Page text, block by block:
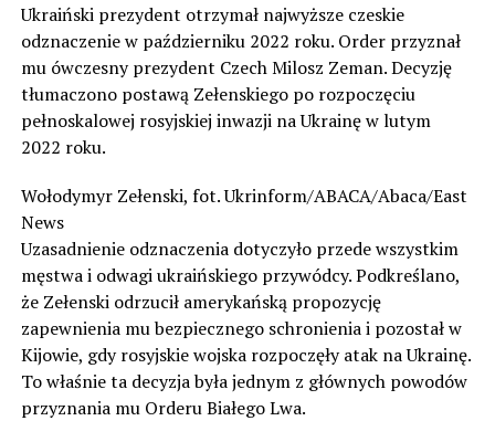
Ukraiński prezydent otrzymał najwyższe czeskie
odznaczenie w październiku 2022 roku. Order przyznał
mu ówczesny prezydent Czech Milosz Zeman. Decyzję
tłumaczono postawą Zełenskiego po rozpoczęciu
pełnoskalowej rosyjskiej inwazji na Ukrainę w lutym
2022 roku.
Wołodymyr Zełenski, fot. Ukrinform/ABACA/Abaca/East
News
Uzasadnienie odznaczenia dotyczyło przede wszystkim
męstwa i odwagi ukraińskiego przywódcy. Podkreślano,
że Zełenski odrzucił amerykańską propozycję
zapewnienia mu bezpiecznego schronienia i pozostał w
Kijowie, gdy rosyjskie wojska rozpoczęły atak na Ukrainę.
To właśnie ta decyzja była jednym z głównych powodów
przyznania mu Orderu Białego Lwa.